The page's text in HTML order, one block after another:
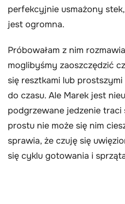
perfekcyjnie usmażony
jest ogromna.
Próbowałam z nim
moglibyśmy zaoszczędzić
się resztkami lub prostszymi
do czasu. Ale Marek jest
podgrzewane jedzenie traci
prostu nie może się nim
sprawia, że czuję się
się cyklu gotowania i